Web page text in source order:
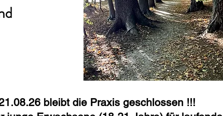
bleibt die Praxis geschlossen !!!